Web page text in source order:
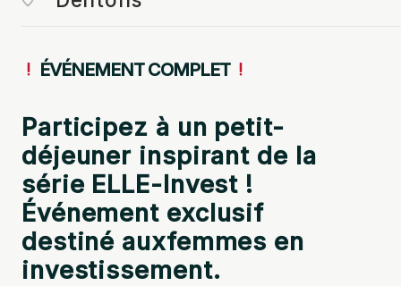
ÉVÉNEMENT COMPLET
Participez à un petit-
déjeuner inspirant de la
série ELLE-Invest !
Événement exclusif
destiné auxfemmes en
investissement.